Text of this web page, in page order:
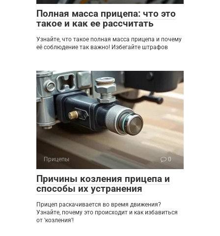
Полная масса прицепа: что это
такое и как ее рассчитать
Узнайте, что такое полная масса прицепа и почему
её соблюдение так важно! Избегайте штрафов
Прицепы 0
Причины козления прицепа и
способы их устранения
Прицеп раскачивается во время движения?
Узнайте, почему это происходит и как избавиться
от 'козления'!